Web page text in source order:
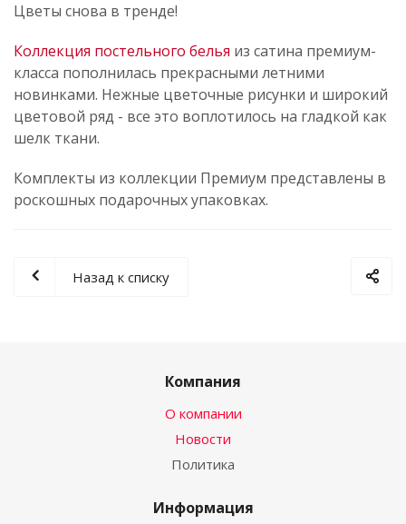
Цветы снова в тренде!
Коллекция постельного белья из сатина премиум-
класса пополнилась прекрасными летними
новинками. Нежные цветочные рисунки и широкий
цветовой ряд - все это воплотилось на гладкой как
шелк ткани.
Комплекты из коллекции Премиум представлены в
роскошных подарочных упаковках.
Назад к списку
Компания
О компании
Новости
Политика
Информация